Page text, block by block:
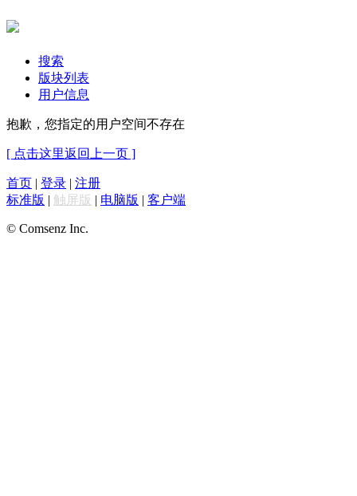
搜索
版块列表
用户信息
抱歉，您指定的用户空间不存在
[ 点击这里返回上一页 ]
首页 | 登录 | 注册
标准版 | 触屏版 | 电脑版 | 客户端
© Comsenz Inc.